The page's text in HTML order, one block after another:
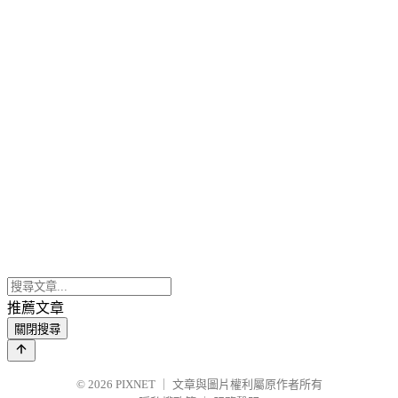
推薦文章
關閉搜尋
© 2026 PIXNET
文章與圖片權利屬原作者所有